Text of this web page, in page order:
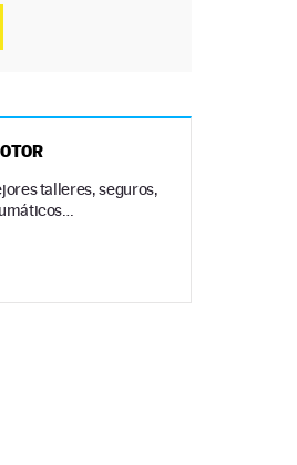
talleres, seguros,